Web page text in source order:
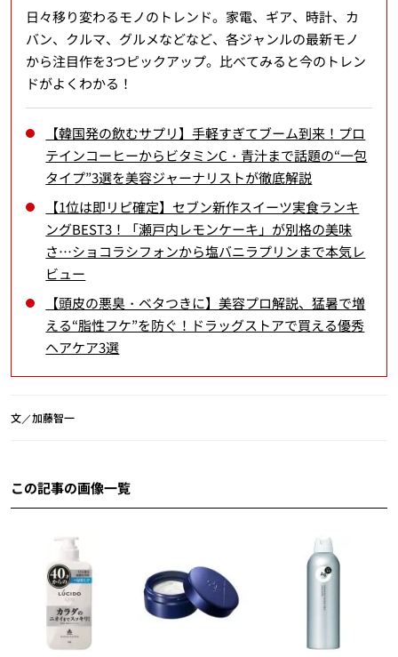
日々移り変わるモノのトレンド。家電、ギア、時計、カ
バン、クルマ、グルメなどなど、各ジャンルの最新モノ
から注目作を3つピックアップ。比べてみると今のトレン
ドがよくわかる！
【韓国発の飲むサプリ】手軽すぎてブーム到来！プロ
テインコーヒーからビタミンC・青汁まで話題の“一包
タイプ”3選を美容ジャーナリストが徹底解説
【1位は即リピ確定】セブン新作スイーツ実食ランキ
ングBEST3！「瀬戸内レモンケーキ」が別格の美味
さ…ショコラシフォンから塩バニラプリンまで本気レ
ビュー
【頭皮の悪臭・ベタつきに】美容プロ解説、猛暑で増
える“脂性フケ”を防ぐ！ドラッグストアで買える優秀
ヘアケア3選
文／加藤智一
この記事の画像一覧